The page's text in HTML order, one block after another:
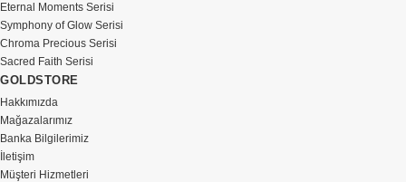
Eternal Moments Serisi
Symphony of Glow Serisi
Chroma Precious Serisi
Sacred Faith Serisi
GOLDSTORE
Hakkımızda
Mağazalarımız
Banka Bilgilerimiz
İletişim
Müşteri Hizmetleri